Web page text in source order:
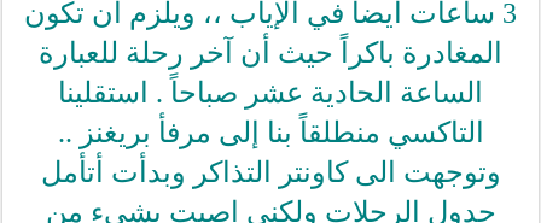
3 ساعات أيضاً في الإياب ،، ويلزم ان تكون
المغادرة باكراً حيث أن آخر رحلة للعبارة
الساعة الحادية عشر صباحاً . استقلينا
التاكسي منطلقاً بنا إلى مرفأ بريغنز ..
وتوجهت الى كاونتر التذاكر وبدأت أتأمل
جدول الرحلات ولكني اصبت بشيء من